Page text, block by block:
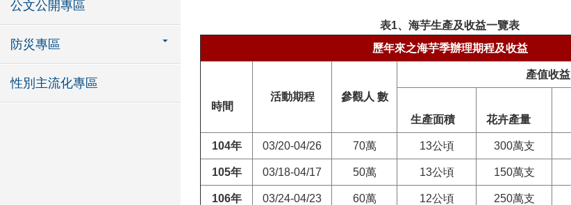
公文公開專區
防災專區
性別主流化專區
表1、海芋生產及收益一覽表
歷年來之海芋季辦理期程及收益
時間
活動期程 參觀人 數
產值收益
生產面積 花卉產量
104年 03/20-04/26 70萬 13公頃 300萬支
105年 03/18-04/17 50萬 13公頃 150萬支
106年 03/24-04/23 60萬 12公頃 250萬支